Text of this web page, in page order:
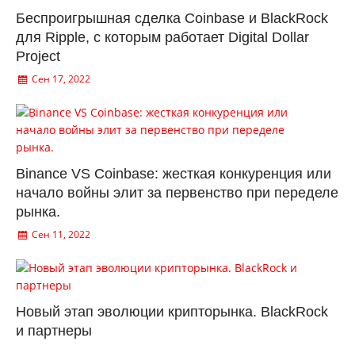
Беспроигрышная сделка Coinbase и BlackRock
для Ripple, с которым работает Digital Dollar
Project
Сен 17, 2022
Binance VS Coinbase: жесткая конкуренция или
начало войны элит за первенство при переделе
рынка.
Сен 11, 2022
Новый этап эволюции крипторынка. BlackRock
и партнеры